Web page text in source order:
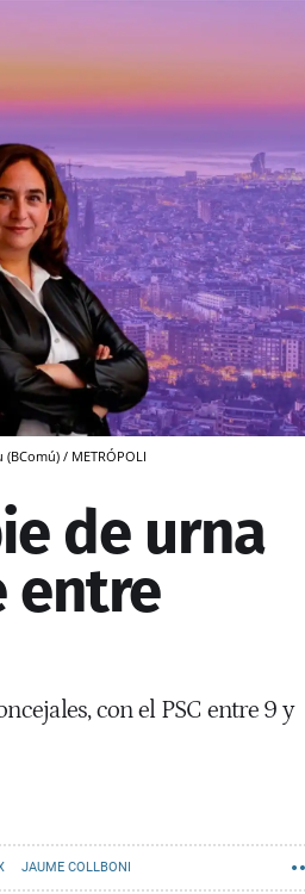
/ METRÓPOLI
de urna
entre
con el PSC entre 9 y
JAUME COLLBONI